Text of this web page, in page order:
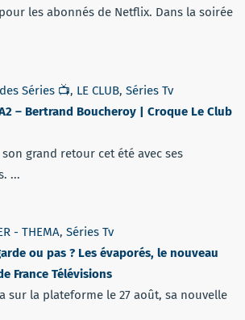
les abonnés de Netflix. Dans la soirée
Séries 📺, LE CLUB, Séries Tv
– Bertrand Boucheroy | Croque Le Club
grand retour cet été avec ses
...
- THEMA, Séries Tv
ou pas ? Les évaporés, le nouveau
France Télévisions
sur la plateforme le 27 août, sa nouvelle